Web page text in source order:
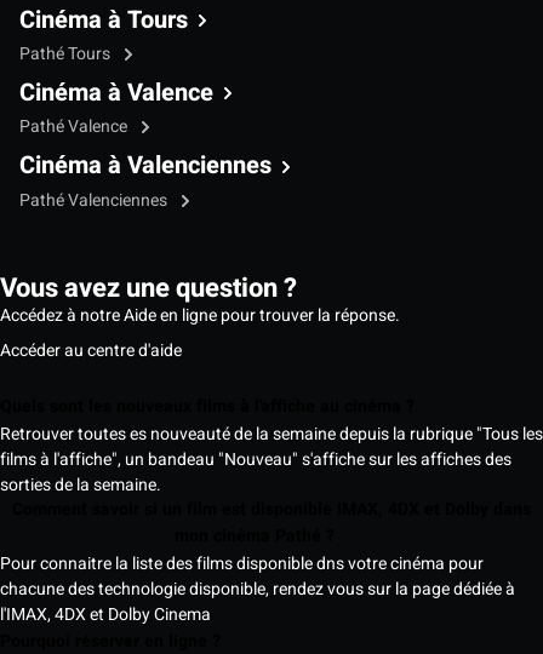
Cinéma à Tours
Pathé Tours
Cinéma à Valence
Pathé Valence
Cinéma à Valenciennes
Pathé Valenciennes
Vous avez une question ?
Accédez à notre Aide en ligne pour trouver la réponse.
Accéder au centre d'aide
Retrouver toutes es nouveauté de la semaine depuis la rubrique "Tous les
films à l'affiche", un bandeau "Nouveau" s'affiche sur les affiches des
sorties de la semaine.
Pour connaitre la liste des films disponible dns votre cinéma pour
chacune des technologie disponible, rendez vous sur la page dédiée à
l'IMAX, 4DX et Dolby Cinema